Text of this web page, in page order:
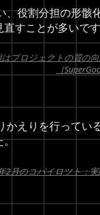
、役割分担の形骸
すことが多いです
はプロジェクトの質の
［
かえりを行ってい
。
2月のコパイロツト：